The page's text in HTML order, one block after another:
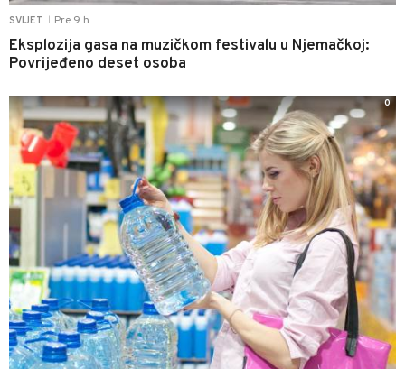
SVIJET Pre 9 h
Eksplozija gasa na muzičkom festivalu u Njemačkoj:
Povrijeđeno deset osoba
0